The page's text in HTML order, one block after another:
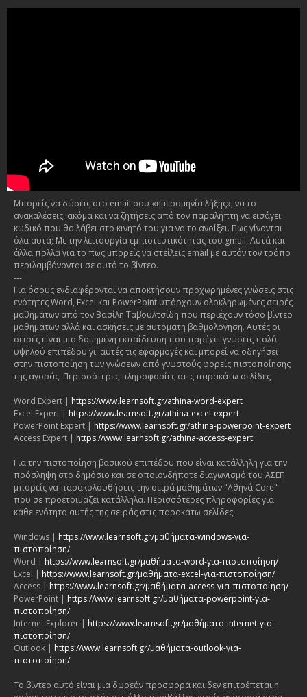
Μπορείς να δώσεις στο email σου «ημερομηνία λήξης», να το
ανακαλέσεις, ακόμα και να ζητήσεις από τον παραλήπτη να εισάγει
κωδικό που θα λάβει στο κινητό του για να το ανοίξει. Πως γίνονται
όλα αυτά; Με την λειτουργία εμπιστευτικότητας του gmail. Αυτά και
άλλα πολλά για το πως μπορείς να στείλεις email με αυτόν τον τρόπο
περιλαμβάνονται σε αυτό το βίντεο.
---
Για όσους ενδιαφέρονται να αποκτήσουν προχωρημένες γνώσεις στις
ενότητες Word, Excel και PowerPoint υπάρχουν ολοκληρωμένες σειρές
μαθημάτων από τον Βασίλη Ταβουλτσίδη που περιέχουν τόσο βίντεο
μαθημάτων αλλά και ασκήσεις με αυτόματη βαθμολόγηση. Αυτές οι
σειρές είναι μια δομημένη εκπαίδευση που παρέχει γνώσεις πολύ
υψηλού επιπέδου γι' αυτές τις εφαρμογές και μπορεί να οδηγήσει
στην πιστοποίηση των γνώσεων από γνωστούς φορείς πιστοποίησης
της αγοράς. Περισσότερες πληροφορίες στις παρακάτω σελίδες
Word Expert | https://www.learnsoft.gr/athina-word-expert
Excel Expert | https://www.learnsoft.gr/athina-excel-expert
PowerPoint Expert | https://www.learnsoft.gr/athina-powerpoint-expert
Access Expert | https://www.learnsoft.gr/athina-access-expert
Για την πιστοποίηση βασικού επιπέδου που είναι κατάλληλη για την
πρόσληψη στο δημόσιο και σε οποιονδήποτε διαγωνισμό του ΑΣΕΠ
μπορείς να παρακολουθήσεις την σειρά μαθημάτων "Αθηνά Core"
που σε προετοιμάζει κατάλληλα. Περισσότερες πληροφορίες για
κάθε ενότητα αυτής της σειράς στις παρακάτω σελίδες:
Windows | https://www.learnsoft.gr/μαθήματα-windows-για-
πιστοποίηση/
Word | https://www.learnsoft.gr/μαθήματα-word-για-πιστοποίηση/
Excel | https://www.learnsoft.gr/μαθήματα-excel-για-πιστοποίηση/
Access | https://www.learnsoft.gr/μαθήματα-access-για-πιστοποίηση/
PowerPoint | https://www.learnsoft.gr/μαθήματα-powerpoint-για-
πιστοποίηση/
Internet Explorer | https://www.learnsoft.gr/μαθήματα-internet-για-
πιστοποίηση/
Outlook | https://www.learnsoft.gr/μαθήματα-outlook-για-
πιστοποίηση/
Το βίντεο αυτό είναι μια δωρεάν προσφορά και δεν επιτρέπεται η